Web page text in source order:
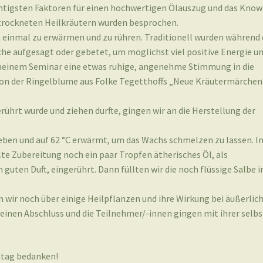
Faktoren für einen hochwertigen Ölauszug und das
Heilkräutern wurden besprochen.
zu erwärmen und zu rühren. Traditionell wurden während
aufgesagt oder gebetet, um möglichst viel positive Energie
Seminar eine etwas ruhige, angenehme Stimmung in die
der Ringelblume aus Folke Tegetthoffs „Neue
wurde und ziehen durfte, gingen wir an die Herstellung der
und auf 62 °C erwärmt, um das Wachs schmelzen zu lassen.
Zubereitung noch ein paar Tropfen ätherisches Öl, als
Duft, eingerührt. Dann füllten wir die noch flüssige Salbe
wir noch über einige Heilpflanzen und ihre Wirkung bei
Abschluss und die Teilnehmer/-innen gingen mit ihrer
bedanken!